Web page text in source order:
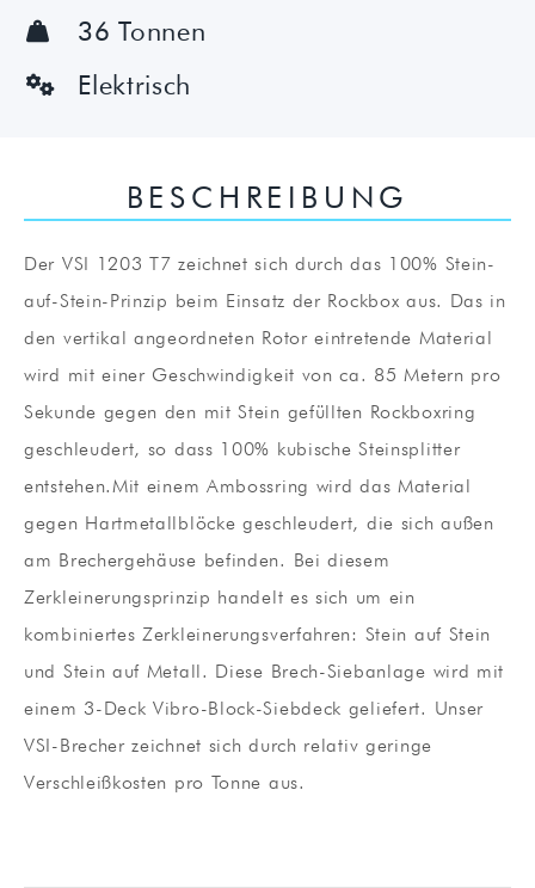
 36 Tonnen
 Elektrisch
BESCHREIBUNG
Der VSI 1203 T7 zeichnet sich durch das 100% Stein-
auf-Stein-Prinzip beim Einsatz der Rockbox aus. Das in
den vertikal angeordneten Rotor eintretende Material
wird mit einer Geschwindigkeit von ca. 85 Metern pro
Sekunde gegen den mit Stein gefüllten Rockboxring
geschleudert, so dass 100% kubische Steinsplitter
entstehen.Mit einem Ambossring wird das Material
gegen Hartmetallblöcke geschleudert, die sich außen
am Brechergehäuse befinden. Bei diesem
Zerkleinerungsprinzip handelt es sich um ein
kombiniertes Zerkleinerungsverfahren: Stein auf Stein
und Stein auf Metall. Diese Brech-Siebanlage wird mit
einem 3-Deck Vibro-Block-Siebdeck geliefert. Unser
VSI-Brecher zeichnet sich durch relativ geringe
Verschleißkosten pro Tonne aus.